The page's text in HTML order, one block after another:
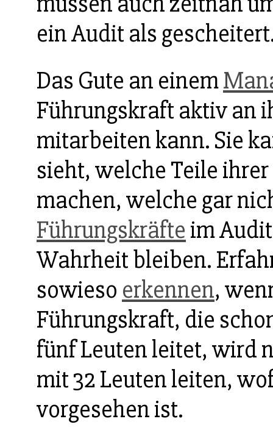
ein Audit als
Das Gute an einem
Führungskraft aktiv an
mitarbeiten kann. Sie
sieht, welche Teile
machen, welche gar
Führungskräfte im
Wahrheit bleiben.
sowieso erkennen,
Führungskraft, die
fünf Leuten leitet, wird
mit 32 Leuten leiten,
vorgesehen ist.